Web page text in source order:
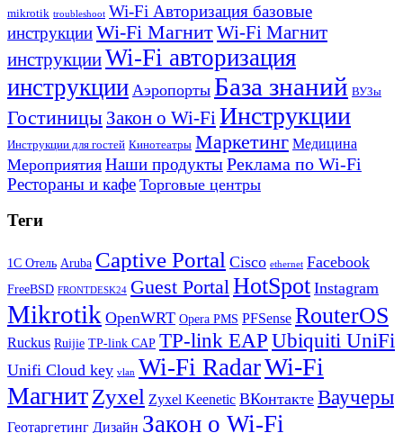
mikrotik troubleshoot Wi-Fi Авторизация базовые
инструкцииWi-Fi МагнитWi-Fi Магнит
инструкцииWi-Fi авторизация
инструкции Аэропорты База знаний ВУЗы
Гостиницы Закон о Wi-Fi Инструкции
Инструкции для гостей Кинотеатры Маркетинг Медицина
Мероприятия Наши продуктыРеклама по Wi-Fi
Рестораны и кафе Торговые центры
Теги
1С Отель Aruba Captive Portal Cisco ethernet Facebook
FreeBSD FRONTDESK24 Guest PortalHotSpot Instagram
Mikrotik OpenWRT Opera PMS PFSense RouterOS
Ruckus Ruijie TP-link CAP TP-link EAP Ubiquiti UniFi
Unifi Cloud key vlan Wi-Fi RadarWi-Fi
МагнитZyxel Zyxel Keenetic ВКонтакте Ваучеры
Геотаргетинг Дизайн Закон о Wi-Fi